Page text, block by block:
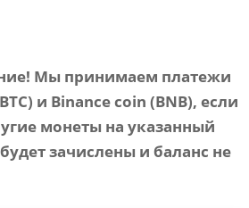
Мы принимаем платежи
и Binance coin (BNB), если
монеты на указанный
зачислены и баланс не